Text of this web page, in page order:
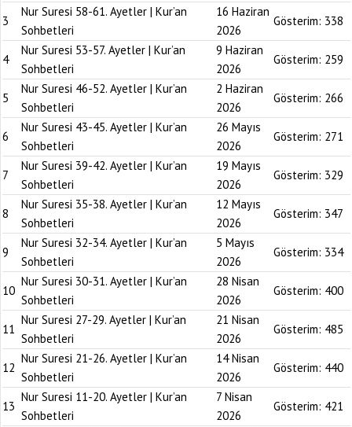
3
Nur Suresi 58-61. Ayetler | Kur’an
Sohbetleri
16 Haziran
2026
Gösterim: 338
4
Nur Suresi 53-57. Ayetler | Kur’an
Sohbetleri
9 Haziran
2026
Gösterim: 259
5
Nur Suresi 46-52. Ayetler | Kur’an
Sohbetleri
2 Haziran
2026
Gösterim: 266
6
Nur Suresi 43-45. Ayetler | Kur’an
Sohbetleri
26 Mayıs
2026
Gösterim: 271
7
Nur Suresi 39-42. Ayetler | Kur’an
Sohbetleri
19 Mayıs
2026
Gösterim: 329
8
Nur Suresi 35-38. Ayetler | Kur’an
Sohbetleri
12 Mayıs
2026
Gösterim: 347
9
Nur Suresi 32-34. Ayetler | Kur’an
Sohbetleri
5 Mayıs
2026
Gösterim: 334
10
Nur Suresi 30-31. Ayetler | Kur’an
Sohbetleri
28 Nisan
2026
Gösterim: 400
11
Nur Suresi 27-29. Ayetler | Kur’an
Sohbetleri
21 Nisan
2026
Gösterim: 485
12
Nur Suresi 21-26. Ayetler | Kur’an
Sohbetleri
14 Nisan
2026
Gösterim: 440
13
Nur Suresi 11-20. Ayetler | Kur’an
Sohbetleri
7 Nisan
2026
Gösterim: 421